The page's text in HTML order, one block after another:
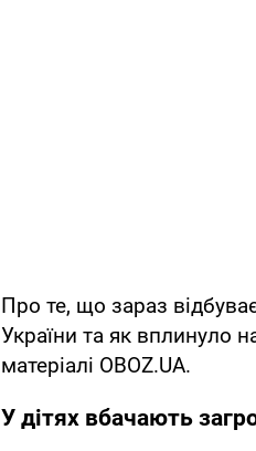
Про те, що зараз
України та як вплинуло
матеріалі OBOZ.UA.
У дітях вбачають